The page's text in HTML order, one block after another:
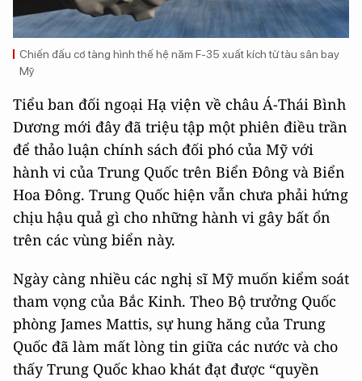
Chiến đấu cơ tàng hình thế hệ năm F-35 xuất kích từ tàu sân bay
Mỹ
Tiểu ban đối ngoại Hạ viện về châu Á-Thái Bình
Dương mới đây đã triệu tập một phiên điều trần
để thảo luận chính sách đối phó của Mỹ với
hành vi của Trung Quốc trên Biển Đông và Biển
Hoa Đông. Trung Quốc hiện vẫn chưa phải hứng
chịu hậu quả gì cho những hành vi gây bất ổn
trên các vùng biển này.
Ngày càng nhiều các nghị sĩ Mỹ muốn kiểm soát
tham vọng của Bắc Kinh. Theo Bộ trưởng Quốc
phòng James Mattis, sự hung hăng của Trung
Quốc đã làm mất lòng tin giữa các nước và cho
thấy Trung Quốc khao khát đạt được “quyền